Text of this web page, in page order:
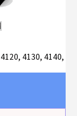
4130, 4140,